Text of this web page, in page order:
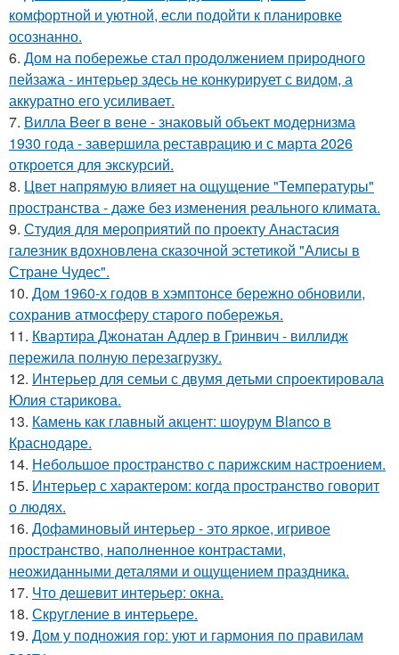
комфортной и уютной, если подойти к планировке
осознанно.
6. Дом на побережье стал продолжением природного
пейзажа - интерьер здесь не конкурирует с видом, а
аккуратно его усиливает.
7. Вилла Beer в вене - знаковый объект модернизма
1930 года - завершила реставрацию и с марта 2026
откроется для экскурсий.
8. Цвет напрямую влияет на ощущение "Температуры"
пространства - даже без изменения реального климата.
9. Студия для мероприятий по проекту Анастасия
галезник вдохновлена сказочной эстетикой "Алисы в
Стране Чудес".
10. Дом 1960-х годов в хэмптонсе бережно обновили,
сохранив атмосферу старого побережья.
11. Квартира Джонатан Адлер в Гринвич - виллидж
пережила полную перезагрузку.
12. Интерьер для семьи с двумя детьми спроектировала
Юлия старикова.
13. Камень как главный акцент: шоурум Blanco в
Краснодаре.
14. Небольшое пространство с парижским настроением.
15. Интерьер с характером: когда пространство говорит
о людях.
16. Дофаминовый интерьер - это яркое, игривое
пространство, наполненное контрастами,
неожиданными деталями и ощущением праздника.
17. Что дешевит интерьер: окна.
18. Скругление в интерьере.
19. Дом у подножия гор: уют и гармония по правилам